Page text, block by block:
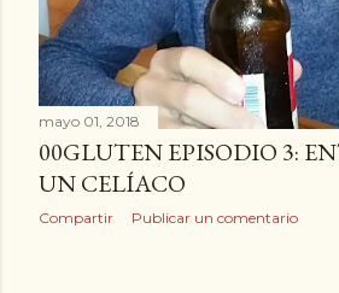
mayo 01, 2018
00GLUTEN EPISODIO 3:
UN CELÍACO
Compartir Publicar un comentario